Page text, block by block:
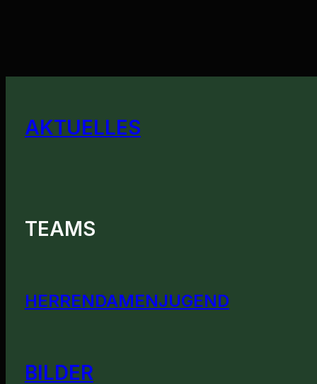
AKTUELLES
TEAMS
HERRENDAMENJUGEND
BILDER